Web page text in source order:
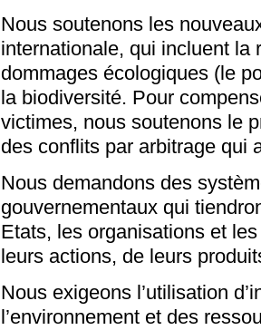
Nous soutenons les
internationale, qui incluent la
dommages écologiques (le
la biodiversité. Pour
victimes, nous soutenons le
des conflits par arbitrage qui
Nous demandons des
gouvernementaux qui
Etats, les organisations et
leurs actions, de leurs
Nous exigeons l’utilisation
l’environnement et des